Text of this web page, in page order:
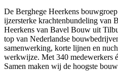
De Berghege Heerkens
ijzersterke krachtenbundeling van
Heerkens van Bavel Bouw uit
top van Nederlandse
samenwerking, korte lijnen en
werkwijze. Met 340 medewerkers
Samen maken wij de hoogste